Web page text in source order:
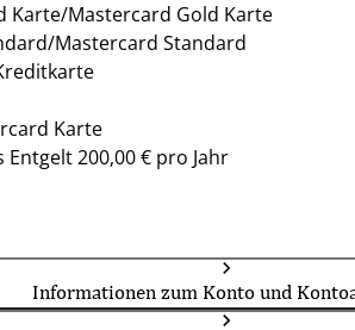
Karte/Mastercard Gold Karte
Mastercard Standard
Karte
Entgelt 200,00 € pro Jahr
Informationen zum Konto und